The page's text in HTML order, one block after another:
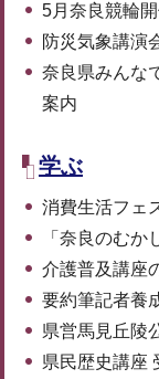
5月奈良競輪
防災気象講演
奈良県みんな
案内
学ぶ
消費生活フェ
「奈良のむか
介護普及講座
要約筆記者養
県営馬見丘陵
県民歴史講座